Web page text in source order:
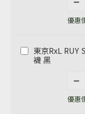
優惠
東京RxL RUY
襪 黑
優惠